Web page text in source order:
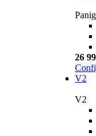
26
V2
V2